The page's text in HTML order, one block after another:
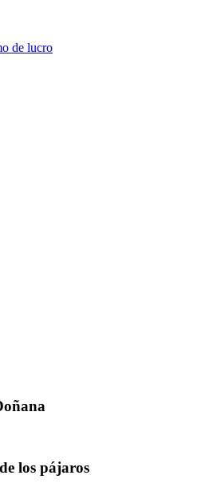
de lucro
los pájaros